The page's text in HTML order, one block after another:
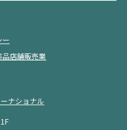
ー
品店舗販売業
ナショナル